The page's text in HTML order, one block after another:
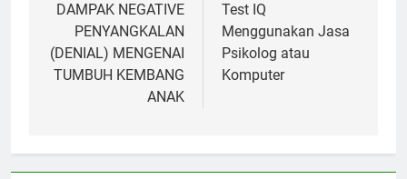
navigation
DAMPAK NEGATIVE
PENYANGKALAN
(DENIAL) MENGENAI
TUMBUH KEMBANG
ANAK
Test IQ
Menggunakan Jasa
Psikolog atau
Komputer